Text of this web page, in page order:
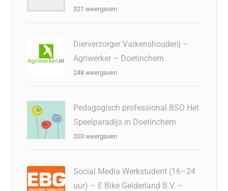
321 weergaven
Dierverzorger Varkenshouderij –
Agriwerker – Doetinchem
248 weergaven
Pedagogisch professional BSO Het
Speelparadijs in Doetinchem
203 weergaven
Social Media Werkstudent (16–24
uur) – E Bike Gelderland B.V. –